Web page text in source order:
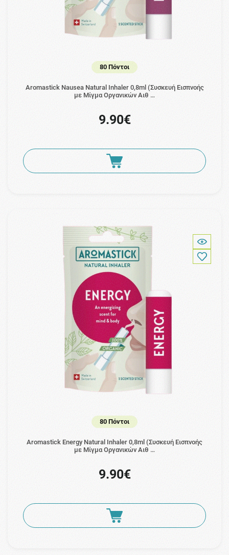
80 Πόντοι
Aromastick Nausea Natural Inhaler 0,8ml (Συσκευή Εισπνοής
με Μίγμα Οργανικών Αιθ …
9.90€
80 Πόντοι
Aromastick Energy Natural Inhaler 0,8ml (Συσκευή Εισπνοής
με Μίγμα Οργανικών Αιθ …
9.90€